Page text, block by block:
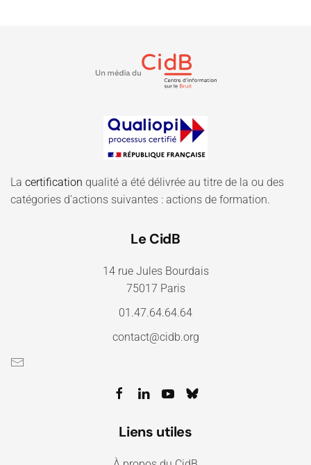
La certification qualité a été délivrée au titre de la ou des
catégories d'actions suivantes : actions de formation.
Le CidB
14 rue Jules Bourdais
75017 Paris
01.47.64.64.64
contact@cidb.org
Liens utiles